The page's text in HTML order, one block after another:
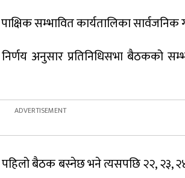
सम्भावित कार्यतालिका सार्वजनिक
अनुसार प्रतिनिधिसभा बैठकको
बैठक बस्नेछ भने त्यसपछि २२, २३,